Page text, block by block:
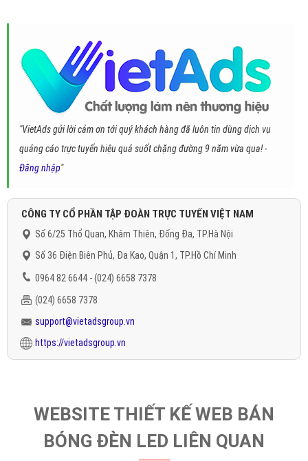
"VietAds gửi lời cảm ơn tới quý khách hàng đã luôn tin dùng dịch vụ
quảng cáo trực tuyến hiệu quả suốt chặng đường 9 năm vừa qua! -
Đăng nhập"
CÔNG TY CỔ PHẦN TẬP ĐOÀN TRỰC TUYẾN VIỆT NAM
Số 6/25 Thổ Quan, Khâm Thiên, Đống Đa, TP.Hà Nội
Số 36 Điện Biên Phủ, Đa Kao, Quận 1, TP.Hồ Chí Minh
0964 82 6644 - (024) 6658 7378
(024) 6658 7378
support@vietadsgroup.vn
https://vietadsgroup.vn
WEBSITE THIẾT KẾ WEB BÁN
BÓNG ĐÈN LED LIÊN QUAN